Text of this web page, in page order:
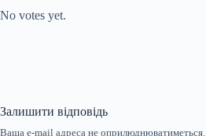
No votes yet.
Залишити відповідь
Ваша e-mail адреса не оприлюднюватиметься.